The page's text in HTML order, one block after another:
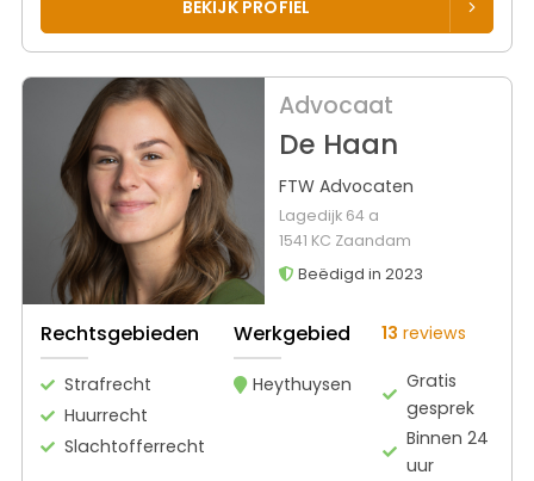
BEKIJK PROFIEL
Advocaat
De Haan
FTW Advocaten
Lagedijk 64 a
1541 KC Zaandam
Beëdigd in 2023
Rechtsgebieden
Strafrecht
Huurrecht
Slachtofferrecht
Werkgebied
Heythuysen
13 reviews
Gratis
gesprek
Binnen 24
uur